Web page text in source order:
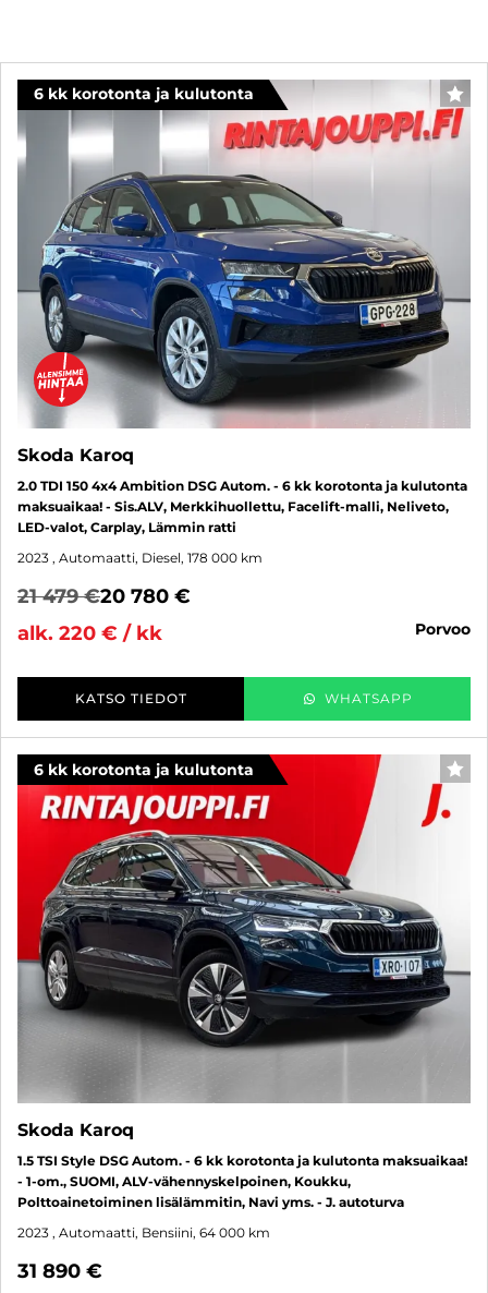
6 kk korotonta ja kulutonta
Skoda Karoq
2.0 TDI 150 4x4 Ambition DSG Autom. - 6 kk korotonta ja kulutonta
maksuaikaa! - Sis.ALV, Merkkihuollettu, Facelift-malli, Neliveto,
LED-valot, Carplay, Lämmin ratti
2023 , Automaatti, Diesel, 178 000 km
21 479 €20 780 €
alk. 220 € / kk
porvoo
KATSO TIEDOT WHATSAPP
6 kk korotonta ja kulutonta
Skoda Karoq
1.5 TSI Style DSG Autom. - 6 kk korotonta ja kulutonta maksuaikaa!
- 1-om., SUOMI, ALV-vähennyskelpoinen, Koukku,
Polttoainetoiminen lisälämmitin, Navi yms. - J. autoturva
2023 , Automaatti, Bensiini, 64 000 km
31 890 €